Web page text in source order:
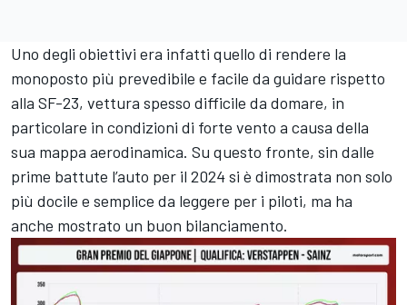
Uno degli obiettivi era infatti quello di rendere la
monoposto più prevedibile e facile da guidare rispetto
alla SF-23, vettura spesso difficile da domare, in
particolare in condizioni di forte vento a causa della
sua mappa aerodinamica. Su questo fronte, sin dalle
prime battute l’auto per il 2024 si è dimostrata non solo
più docile e semplice da leggere per i piloti, ma ha
anche mostrato un buon bilanciamento.